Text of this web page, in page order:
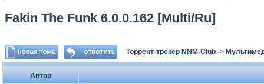
Fakin The Funk 6.0.0.162 [Multi/Ru]
Торрент-трекер NNM-Club ->
Автор